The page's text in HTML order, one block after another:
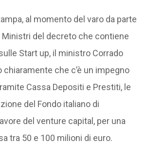
al momento del varo da parte
Ministri del decreto che contiene
Start up, il ministro Corrado
chiaramente che c’è un impegno
Cassa Depositi e Prestiti, le
del Fondo italiano di
del venture capital, per una
tra 50 e 100 milioni di euro.